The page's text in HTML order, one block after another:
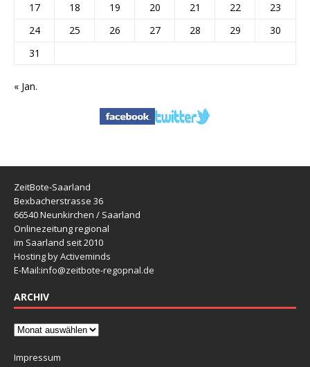
17
18 19 20 21 22
23
24
25 26 27 28 29
30
31
« Jan.
ZeitBote-Saarland
Bexbacherstrasse 36
66540 Neunkirchen / Saarland
Onlinezeitung regional
im Saarland seit 2010
Hosting by Activeminds
E-Mail:info@zeitbote-regopnal.de
ARCHIV
Impressum